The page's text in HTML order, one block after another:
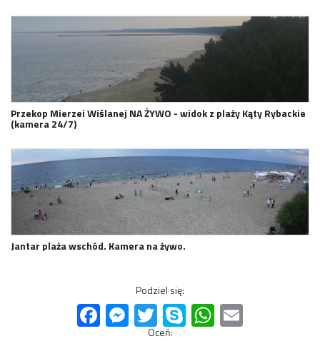
Przekop Mierzei Wiślanej NA ŻYWO - widok z plaży Kąty Rybackie
(kamera 24/7)
Jantar plaża wschód. Kamera na żywo.
Podziel się:
FacebookMessenger
Twitter Skype WhatsApp
Oceń: